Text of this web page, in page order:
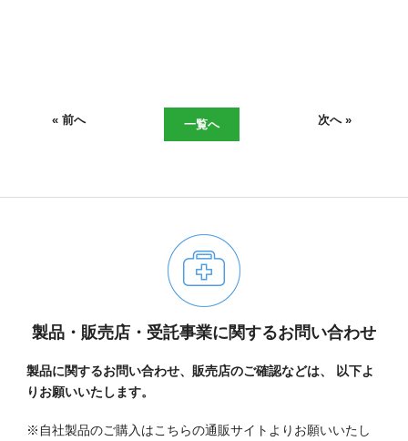
« 前へ 一覧へ 次へ »
製品・販売店・受託事業に関するお問い合わせ
製品に関するお問い合わせ、販売店のご確認などは、
以下よ
りお願いいたします。
※自社製品のご購入はこちらの通販サイトよりお願いいたし
メールでのお問い合わせ